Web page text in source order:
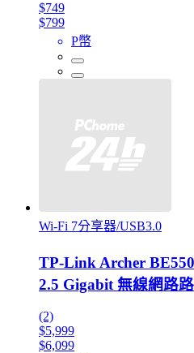
$749
$799
P幣
Wi-Fi 7分享器/USB3.0
TP-Link Archer
2.5 Gigabit 無線網路
(2)
$5,999
$6,099